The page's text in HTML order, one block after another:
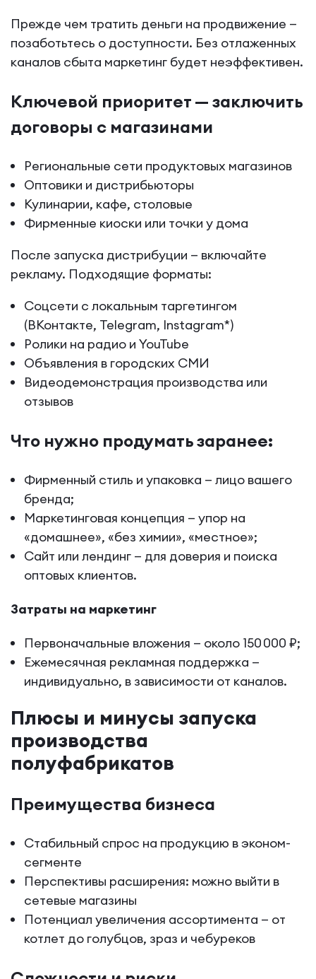
Прежде чем тратить деньги на продвижение —
позаботьтесь о доступности. Без отлаженных
каналов сбыта маркетинг будет неэффективен.
Ключевой приоритет — заключить
договоры с магазинами
Региональные сети продуктовых магазинов
Оптовики и дистрибьюторы
Кулинарии, кафе, столовые
Фирменные киоски или точки у дома
После запуска дистрибуции — включайте
рекламу. Подходящие форматы:
Соцсети с локальным таргетингом
(ВКонтакте, Telegram, Instagram*)
Ролики на радио и YouTube
Объявления в городских СМИ
Видеодемонстрация производства или
отзывов
Что нужно продумать заранее:
Фирменный стиль и упаковка — лицо вашего
бренда;
Маркетинговая концепция — упор на
«домашнее», «без химии», «местное»;
Сайт или лендинг — для доверия и поиска
оптовых клиентов.
Затраты на маркетинг
Первоначальные вложения — около 150 000 ₽;
Ежемесячная рекламная поддержка —
индивидуально, в зависимости от каналов.
Плюсы и минусы запуска
производства
полуфабрикатов
Преимущества бизнеса
Стабильный спрос на продукцию в эконом-
сегменте
Перспективы расширения: можно выйти в
сетевые магазины
Потенциал увеличения ассортимента — от
котлет до голубцов, зраз и чебуреков